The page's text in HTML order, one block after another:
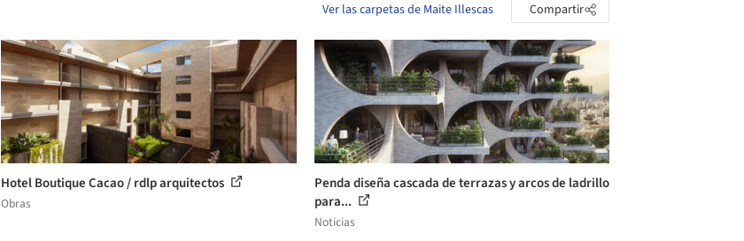
Ver las carpetas de Maite Illescas Compartir
Hotel Boutique Cacao / rdlp arquitectos
Obras
Penda diseña cascada de terrazas y arcos de ladrillo
para...
Noticias